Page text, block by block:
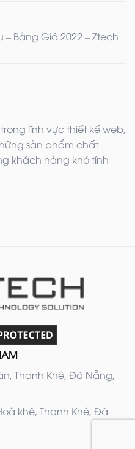
– Bảng Giá 2022 – Ztech
lĩnh vực thiết kế web,
sản phẩm chất
khách hàng khó tính
Thanh Khê, Đà Nẵng,
khê, Thanh Khê, Đà